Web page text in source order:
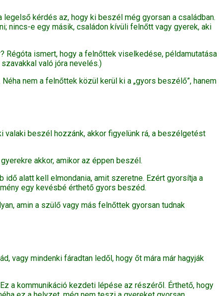
kérdés az, hogy ki beszél még gyorsan a családban.
nincs-e egy másik, családon kívüli felnőtt vagy gyerek, aki
Régóta ismert, hogy a felnőttek viselkedése, példamutatása
való jóra nevelés.)
nem a felnőttek közül kerül ki a „gyors beszélő”, hanem
valaki beszél hozzánk, akkor figyelünk rá, a beszélgetést
akkor, amikor az éppen beszél.
idő alatt kell elmondania, amit szeretne. Ezért gyorsítja a
egy kevésbé érthető gyors beszéd.
amin a szülő vagy más felnőttek gyorsan tudnak
vagy mindenki fáradtan ledől, hogy őt mára már hagyják
a kommunikáció kezdeti lépése az részéről. Érthető, hogy